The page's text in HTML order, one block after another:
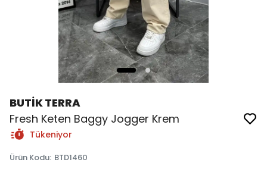
BUTİK TERRA
Fresh Keten Baggy Jogger Krem
Tükeniyor
Ürün Kodu: BTD1460